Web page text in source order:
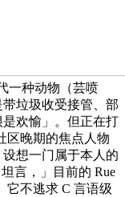
一种动物（芸喷
垃圾收受接管、部
欢愉」。但正在打
区晚期的焦点人物
想一门属于本人的
言，」目前的 Rue
它不逃求 C 言语级